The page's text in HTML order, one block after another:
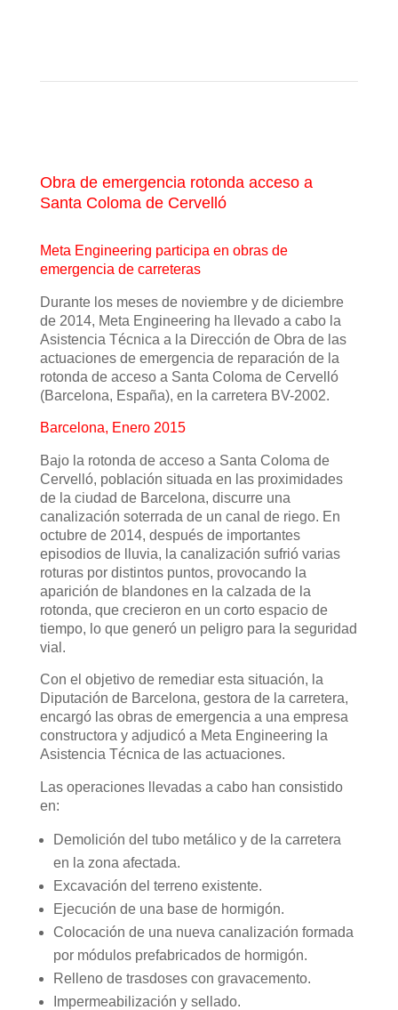
Obra de emergencia rotonda acceso a
Santa Coloma de Cervelló
Meta Engineering participa en obras de
emergencia de carreteras
Durante los meses de noviembre y de diciembre
de 2014, Meta Engineering ha llevado a cabo la
Asistencia Técnica a la Dirección de Obra de las
actuaciones de emergencia de reparación de la
rotonda de acceso a Santa Coloma de Cervelló
(Barcelona, España), en la carretera BV-2002.
Barcelona, Enero 2015
Bajo la rotonda de acceso a Santa Coloma de
Cervelló, población situada en las proximidades
de la ciudad de Barcelona, discurre una
canalización soterrada de un canal de riego. En
octubre de 2014, después de importantes
episodios de lluvia, la canalización sufrió varias
roturas por distintos puntos, provocando la
aparición de blandones en la calzada de la
rotonda, que crecieron en un corto espacio de
tiempo, lo que generó un peligro para la seguridad
vial.
Con el objetivo de remediar esta situación, la
Diputación de Barcelona, gestora de la carretera,
encargó las obras de emergencia a una empresa
constructora y adjudicó a Meta Engineering la
Asistencia Técnica de las actuaciones.
Las operaciones llevadas a cabo han consistido
en:
Demolición del tubo metálico y de la carretera
en la zona afectada.
Excavación del terreno existente.
Ejecución de una base de hormigón.
Colocación de una nueva canalización formada
por módulos prefabricados de hormigón.
Relleno de trasdoses con gravacemento.
Impermeabilización y sellado.